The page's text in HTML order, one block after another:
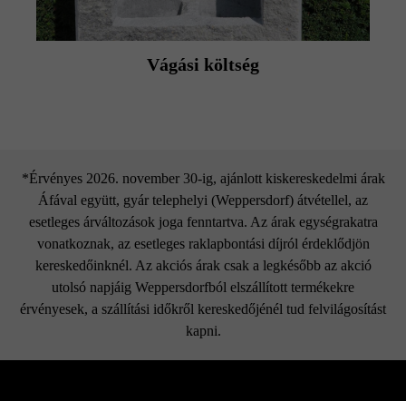
Vágási költség
*Érvényes 2026. november 30-ig, ajánlott kiskereskedelmi árak
Áfával együtt, gyár telephelyi (Weppersdorf) átvétellel, az
esetleges árváltozások joga fenntartva. Az árak egységrakatra
vonatkoznak, az esetleges raklapbontási díjról érdeklődjön
kereskedőinknél. Az akciós árak csak a legkésőbb az akció
utolsó napjáig Weppersdorfból elszállított termékekre
érvényesek, a szállítási időkről kereskedőjénél tud felvilágosítást
kapni.